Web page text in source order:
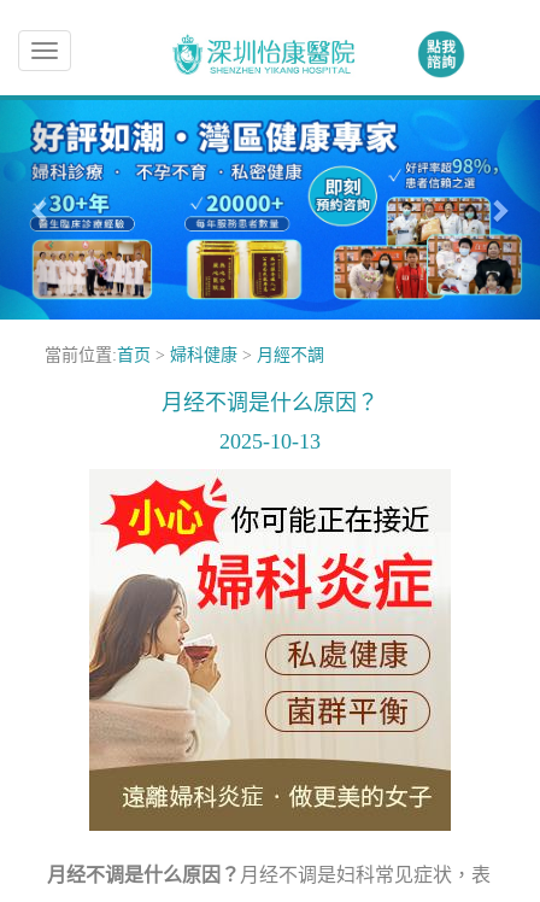
Toggle
navigation
當前位置:首页 > 婦科健康> 月經不調
月经不调是什么原因？
2025-10-13
月经不调是什么原因？ 月经不调是妇科常见症状，表